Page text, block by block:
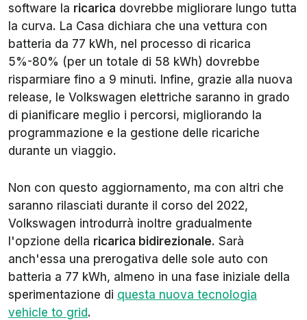
software la ricarica dovrebbe migliorare lungo tutta
la curva. La Casa dichiara che una vettura con
batteria da 77 kWh, nel processo di ricarica
5%-80% (per un totale di 58 kWh) dovrebbe
risparmiare fino a 9 minuti. Infine, grazie alla nuova
release, le Volkswagen elettriche saranno in grado
di pianificare meglio i percorsi, migliorando la
programmazione e la gestione delle ricariche
durante un viaggio.
Non con questo aggiornamento, ma con altri che
saranno rilasciati durante il corso del 2022,
Volkswagen introdurrà inoltre gradualmente
l'opzione della ricarica bidirezionale. Sarà
anch'essa una prerogativa delle sole auto con
batteria a 77 kWh, almeno in una fase iniziale della
sperimentazione di questa nuova tecnologia
vehicle to grid.